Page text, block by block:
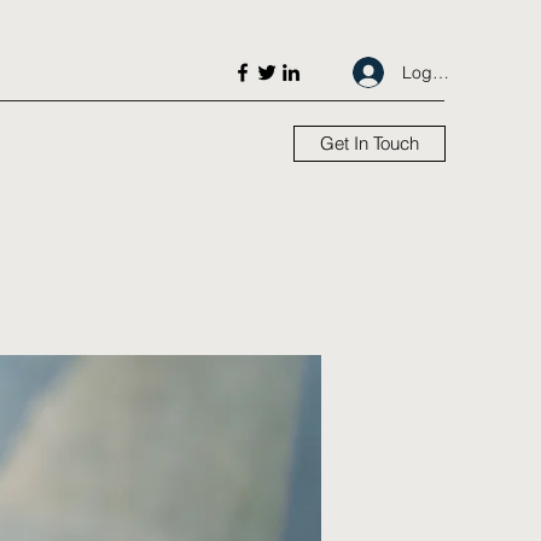
Log In
Get In Touch